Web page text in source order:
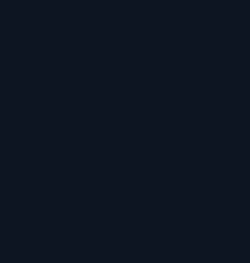
telefonu 62 735-51-05 lub
poczta@tvproart.pl